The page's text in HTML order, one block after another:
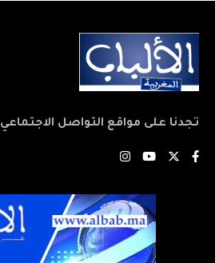
تجدنا على مواقع التواصل الاجتماعي